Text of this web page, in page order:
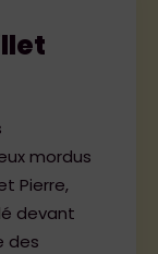
mordus
Pierre,
devant
des